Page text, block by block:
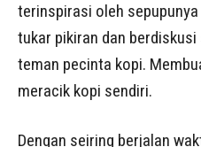
terinspirasi oleh
tukar pikiran dan
teman pecinta kopi.
meracik kopi sendiri.
Dengan seiring berjalan